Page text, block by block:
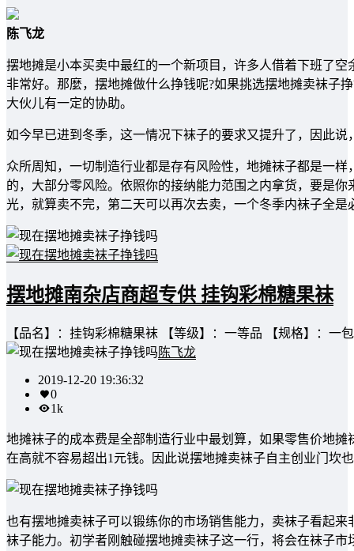
陈飞龙
摆地摊是小本买卖中最红的一个新项目，许多人借着下班了
非常好。那麼，摆地摊做什么挣钱呢?如果挑选摆地摊卖袜子
大伙儿有一定的协助。
如今早已进到冬季，这一情况下袜子的要求又提升了，因此说
众所周知，一切制造行业都是存有风险性，地摊袜子都是一
的，大部分零风险。依照你的接纳能力范围之内拿货，要是
光，就算卖不完，第二天可以再次去卖，一个冬季内袜子全是
摆地摊南杂店商超专供 挂钩彩棉糖果袜
【品名】：挂钩彩棉糖果袜 【等级】：一等品 【规格】：一
陈飞龙
2019-12-20 19:36:32
0
1k
地摊袜子的成本费是全部制造行业中最划算，如果零售价地
在高就不容易超出1元钱。因此说摆地摊卖袜子自主创业门坎
也有摆地摊卖袜子可以锻练你的市场销售能力，卖袜子看起
袜子能力。初学者刚触碰摆地摊卖袜子这一行，将会在袜子